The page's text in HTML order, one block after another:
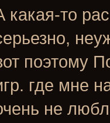
какая-то
поэтому
где мне
не